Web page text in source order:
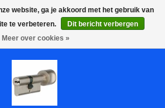
0 Artikelen - €0,00
website, ga je akkoord met het gebruik van
te verbeteren.
Dit bericht verbergen
Meer over cookies »